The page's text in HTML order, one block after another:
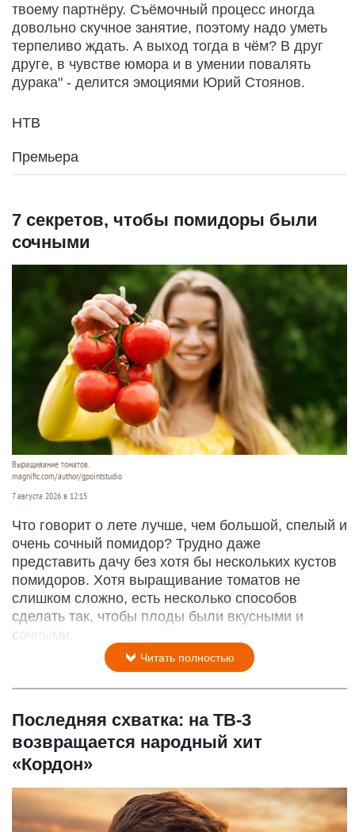
твоему партнёру. Съёмочный процесс иногда
довольно скучное занятие, поэтому надо уметь
терпеливо ждать. А выход тогда в чём? В друг
друге, в чувстве юмора и в умении повалять
дурака" - делится эмоциями Юрий Стоянов.
НТВ
Премьера
7 секретов, чтобы помидоры были
сочными
Выращивание томатов.
magnific.com/author/gpointstudio
7 августа 2026 в 12:15
Что говорит о лете лучше, чем большой, спелый и
очень сочный помидор? Трудно даже
представить дачу без хотя бы нескольких кустов
помидоров. Хотя выращивание томатов не
слишком сложно, есть несколько способов
сделать так, чтобы плоды были вкусными и
сочными.
Читать полностью
Последняя схватка: на ТВ-3
возвращается народный хит
«Кордон»